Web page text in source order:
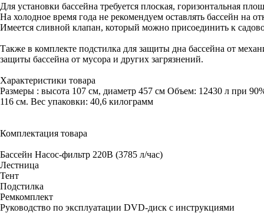
Для установки бассейна требуется плоская, горизонтальная
На холодное время года не рекомендуем оставлять бассейн на
Имеется сливной клапан, который можно присоединить к
Также в комплекте подстилка для защиты дна бассейна от
защиты бассейна от мусора и других загрязнений.
Характеристики товара
Размеры : высота 107 см, диаметр 457 см Объем: 12430 л при
116 см. Вес упаковки: 40,6 килограмм
Комплектация товара
Бассейн Насос-фильтр 220В (3785 л/час)
Лестница
Тент
Подстилка
Ремкомплект
Руководство по эксплуатации DVD-диск с инструкциями